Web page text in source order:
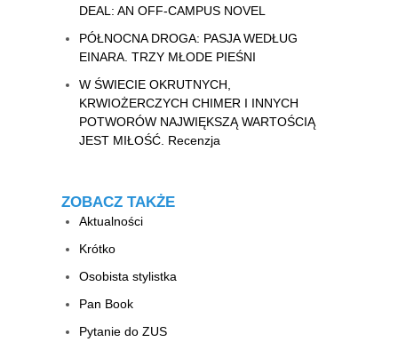
DEAL: AN OFF-CAMPUS NOVEL
PÓŁNOCNA DROGA: PASJA WEDŁUG
EINARA. TRZY MŁODE PIEŚNI
W ŚWIECIE OKRUTNYCH,
KRWIOŻERCZYCH CHIMER I INNYCH
POTWORÓW NAJWIĘKSZĄ WARTOŚCIĄ
JEST MIŁOŚĆ. Recenzja
ZOBACZ TAKŻE
Aktualności
Krótko
Osobista stylistka
Pan Book
Pytanie do ZUS